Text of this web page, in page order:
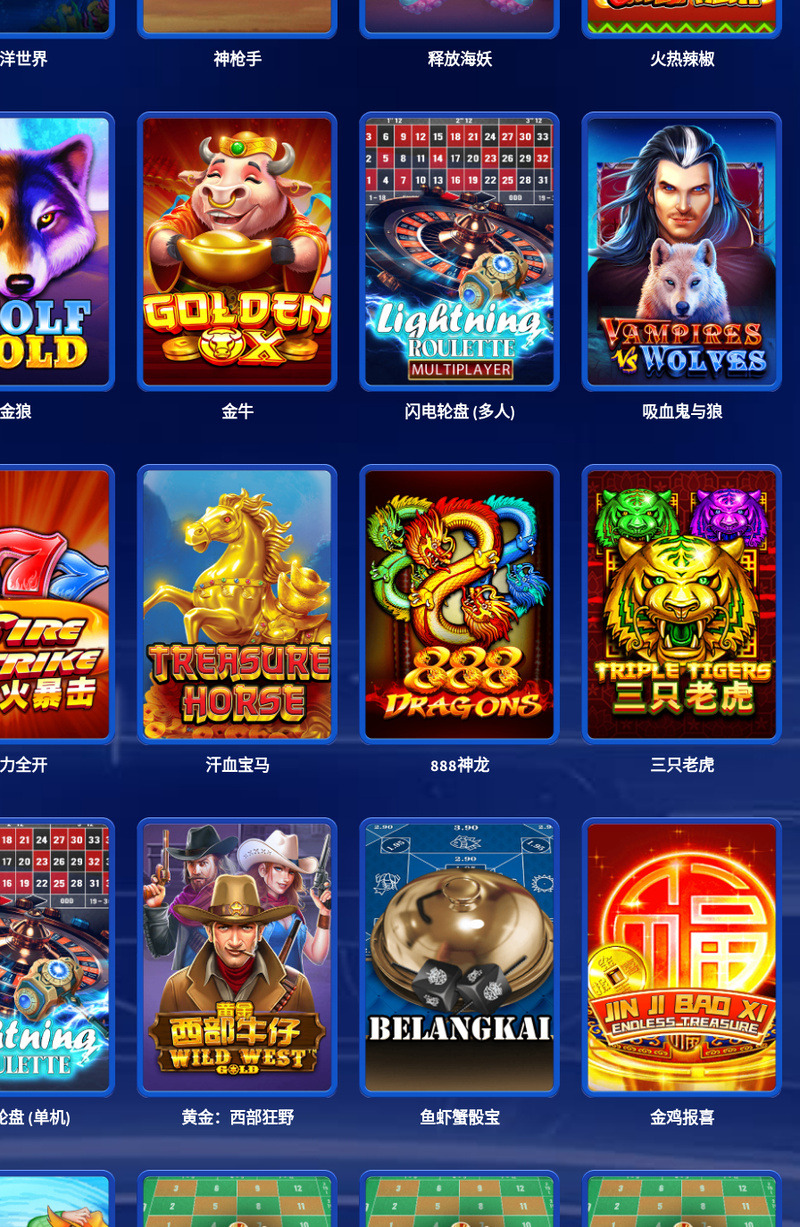
世界 神枪手 释放海妖 火热辣椒
狼 金牛 闪电轮盘 (多人) 吸血鬼与狼
全开 汗血宝马 888神龙 三只老虎
盘 (单机) 黄金：西部狂野 鱼虾蟹骰宝 金鸡报喜